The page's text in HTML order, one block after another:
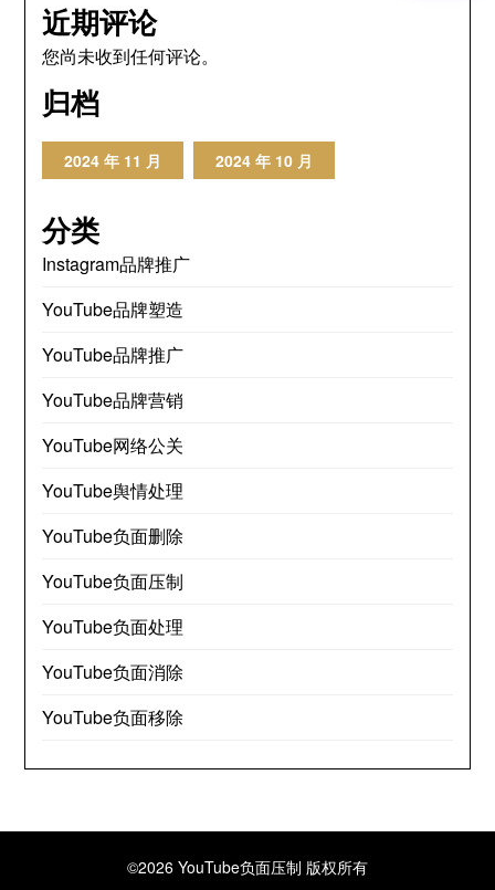
近期评论
您尚未收到任何评论。
归档
2024 年 11 月 2024 年 10 月
分类
Instagram品牌推广
YouTube品牌塑造
YouTube品牌推广
YouTube品牌营销
YouTube网络公关
YouTube舆情处理
YouTube负面删除
YouTube负面压制
YouTube负面处理
YouTube负面消除
YouTube负面移除
©2026 YouTube负面压制 版权所有